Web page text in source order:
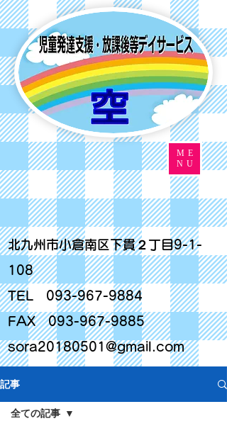
北九州市小倉南区下貫２丁目9-1-
108
TEL
093-967-9884
FAX093-967-9885
sora20180501@gmail.com
ME
NU
記事
全ての記事